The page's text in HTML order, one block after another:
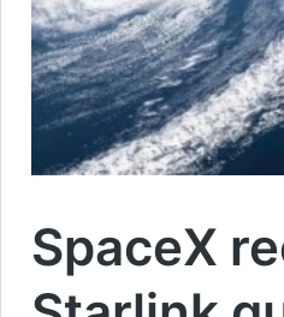
SpaceX